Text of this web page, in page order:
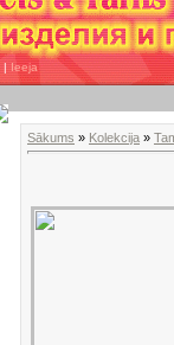
| Ieeja
Sākums » Kolekcija »